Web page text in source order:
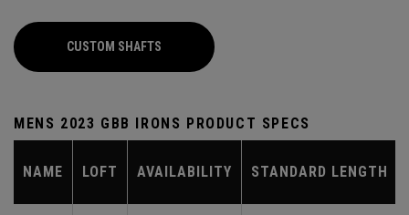
CUSTOM SHAFTS
MENS 2023 GBB IRONS PRODUCT SPECS
NAME LOFT AVAILABILITY STANDARD LENGTH